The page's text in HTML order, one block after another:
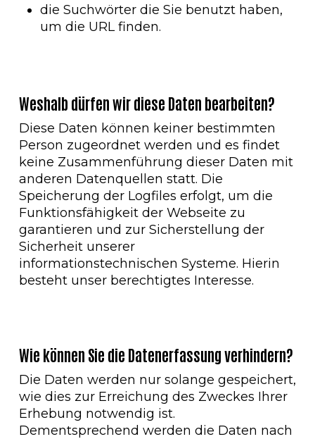
die Suchwörter die Sie benutzt haben,
um die URL finden.
Weshalb dürfen wir diese Daten bearbeiten?
Diese Daten können keiner bestimmten
Person zugeordnet werden und es findet
keine Zusammenführung dieser Daten mit
anderen Datenquellen statt. Die
Speicherung der Logfiles erfolgt, um die
Funktionsfähigkeit der Webseite zu
garantieren und zur Sicherstellung der
Sicherheit unserer
informationstechnischen Systeme. Hierin
besteht unser berechtigtes Interesse.
Wie können Sie die Datenerfassung verhindern?
Die Daten werden nur solange gespeichert,
wie dies zur Erreichung des Zweckes Ihrer
Erhebung notwendig ist.
Dementsprechend werden die Daten nach